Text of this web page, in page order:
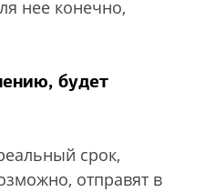
нее конечно,
будет
срок,
отправят в